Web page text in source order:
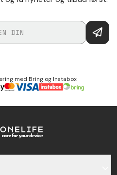
med Bring og Instabox